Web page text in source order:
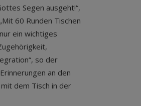
Segen ausgeht!“,
60 Runden Tischen
ein wichtiges
so der
an den
dem Tisch in der